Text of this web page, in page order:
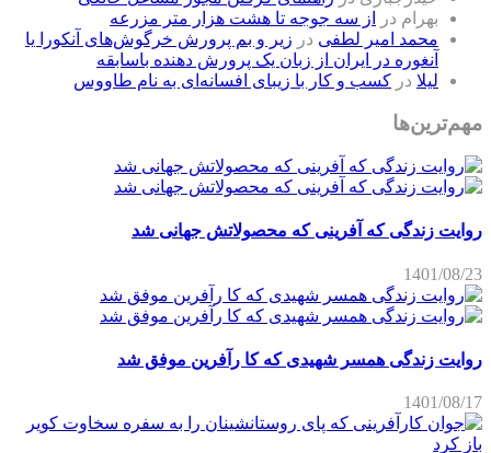
بهرام در
از سه جوجه تا هشت هزار متر مزرعه
محمد امیر لطفی در زیر و بم پرورش خرگوش‌های آنکورا یا
آنغوره در ایران از زبان یک پرورش دهنده باسابقه
لیلا در کسب و کار با زیبای افسانه‌ای به نام طاووس
مهم‌ترین‌ها
روایت زندگی که آفرینی که محصولاتش جهانی شد
1401/08/23
روایت زندگی همسر شهیدی که کا رآفرین موفق شد
1401/08/17